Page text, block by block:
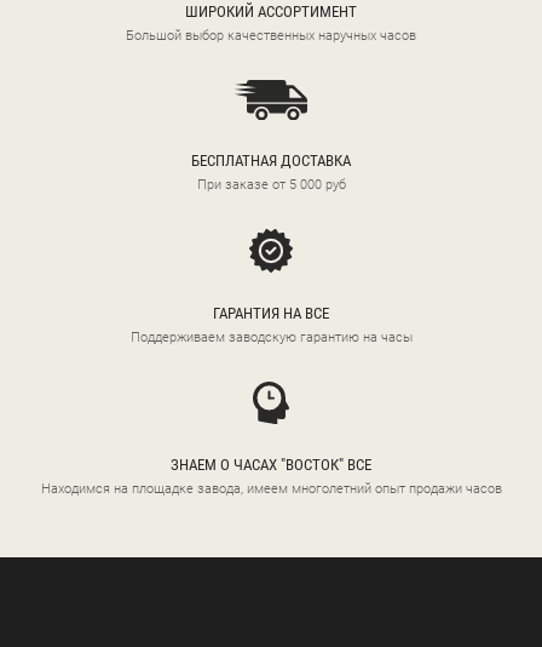
ШИРОКИЙ АССОРТИМЕНТ
Большой выбор качественных наручных часов
БЕСПЛАТНАЯ ДОСТАВКА
При заказе от 5 000 руб
ГАРАНТИЯ НА ВСЕ
Поддерживаем заводскую гарантию на часы
ЗНАЕМ О ЧАСАХ "ВОСТОК" ВСЕ
Находимся на площадке завода, имеем многолетний опыт продажи часов